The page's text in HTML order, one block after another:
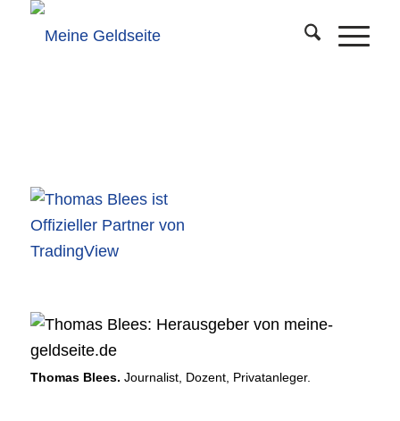
Thomas Blees. Journalist, Dozent, Privat­anleger.